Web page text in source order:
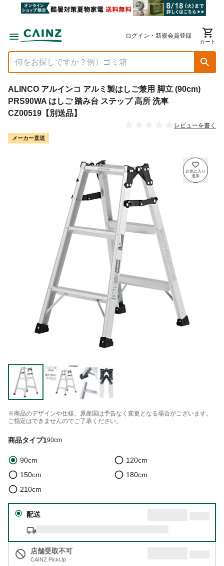
ログイン・新規会員登録
カート
ALINCO アルインコ アルミ製はしご兼用 脚立 (90cm)
PRS90WA はしご 踏み台 ステップ 高所 洗車
CZ00519【別送品】
レビューを書く
メーカー直送
※商品のデザインや仕様、原産国は予告なく変更となる場合がございます。
ご指定はできませんのでご了承ください。
商品タイプ190cm
90cm
120cm
150cm
180cm
210cm
配送
店舗受取不可
CAINZ PickUp